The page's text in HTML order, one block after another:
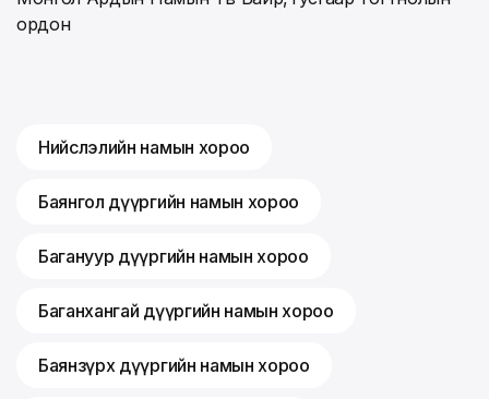
ордон
Нийслэлийн намын хороо
Баянгол дүүргийн намын хороо
Багануур дүүргийн намын хороо
Баганхангай дүүргийн намын хороо
Баянзүрх дүүргийн намын хороо